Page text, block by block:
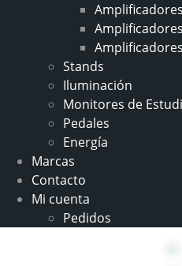
Stands
Iluminación
Monitores de
Pedales
Energía
Marcas
Contacto
Mi cuenta
Pedidos